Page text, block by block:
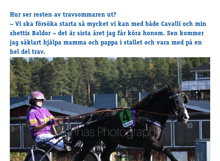
Månadens B-tränare 2026
Euro Classic Trot
Andelshästar
Åby Stora Pris 2026
Supertorsdag för företag
Supertorsdag
Ponnytravtävlingar
Ridsport
Hur ser resten av travsommaren ut?
– Vi ska försöka starta så mycket vi kan med både Cavalli och min
shettis Baldor – det är sista året jag får köra honom. Sen kommer
jag såklart hjälpa mamma och pappa i stallet och vara med på en
hel del trav.